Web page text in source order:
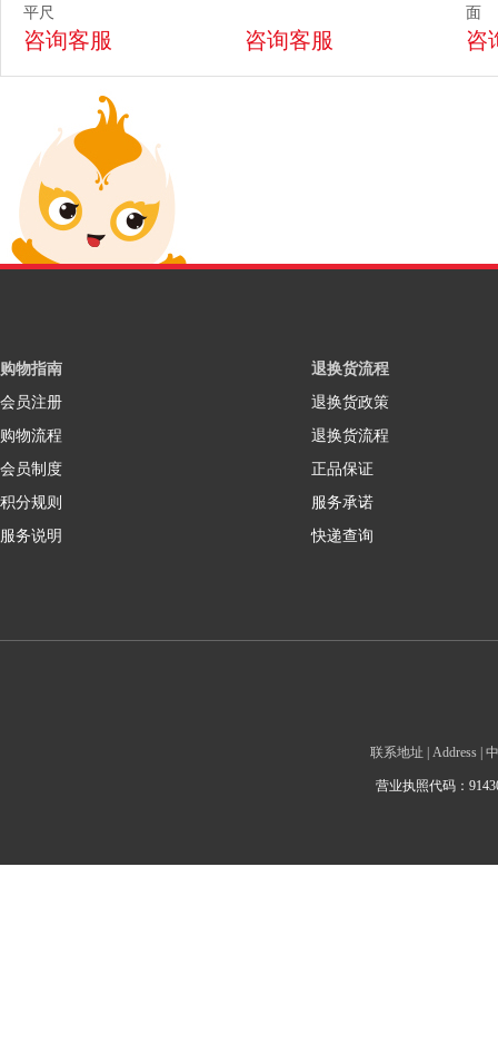
平尺
咨询客服 咨询客服
面
咨
购物指南
会员注册
购物流程
会员制度
积分规则
服务说明
退换货流程
退换货政策
退换货流程
正品保证
服务承诺
快递查询
联系地址 | Address |
营业执照代码：